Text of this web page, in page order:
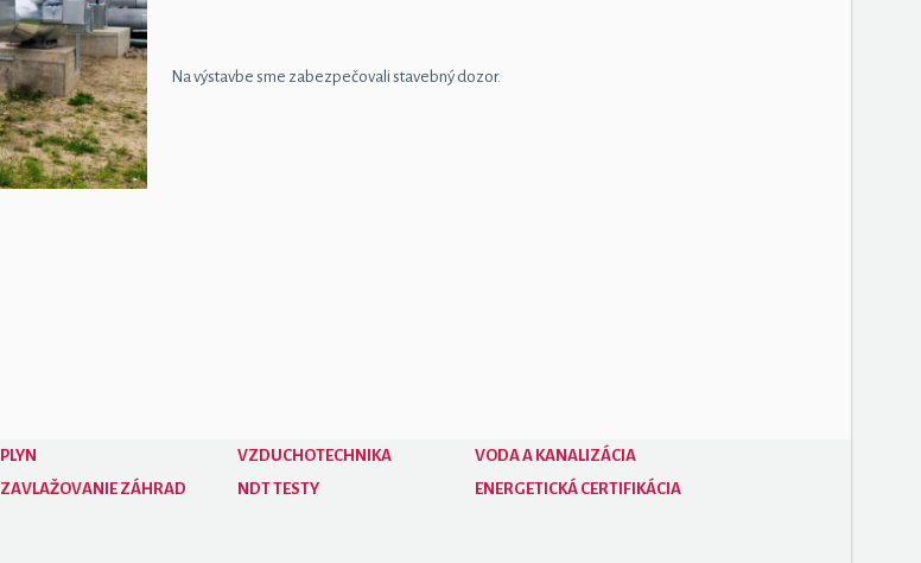
Na výstavbe sme zabezpečovali stavebný dozor.
PLYN VZDUCHOTECHNIKA
VODA A KANALIZÁCIA
ZAVLAŽOVANIE ZÁHRAD NDT TESTY ENERGETICKÁ CERTIFIKÁCIA